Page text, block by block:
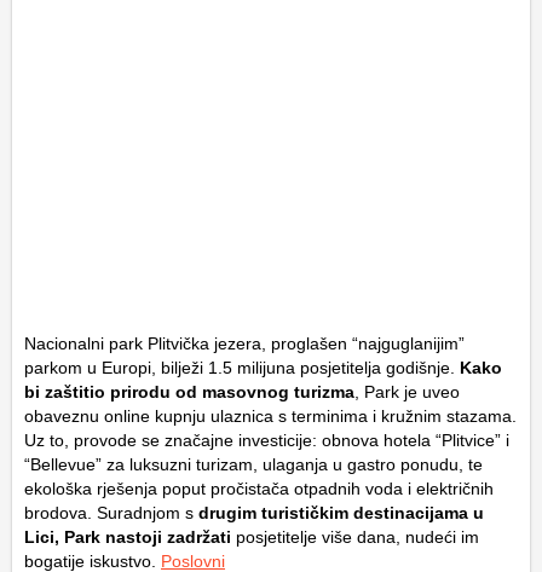
Nacionalni park Plitvička jezera, proglašen “najguglanijim”
parkom u Europi, bilježi 1.5 milijuna posjetitelja godišnje. Kako
bi zaštitio prirodu od masovnog turizma , Park je uveo
obaveznu online kupnju ulaznica s terminima i kružnim stazama.
Uz to, provode se značajne investicije: obnova hotela “Plitvice” i
“Bellevue” za luksuzni turizam, ulaganja u gastro ponudu, te
ekološka rješenja poput pročistača otpadnih voda i električnih
brodova. Suradnjom s drugim turističkim destinacijama u
Lici, Park nastoji zadržati posjetitelje više dana, nudeći im
bogatije iskustvo. Poslovni